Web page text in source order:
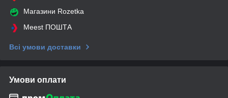
Магазини Rozetka
Meest ПОШТА
Всі умови доставки
Умови оплати